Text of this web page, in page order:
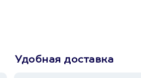
Удобная доставка